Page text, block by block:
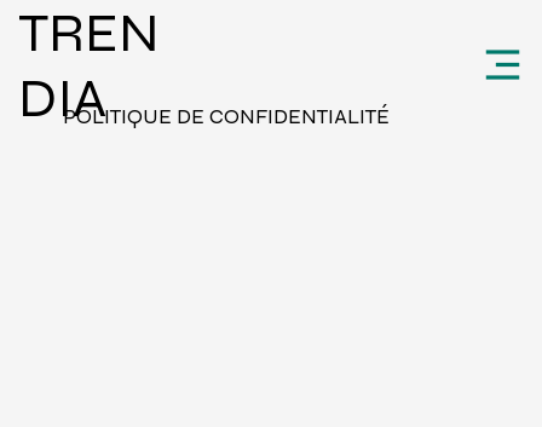
TREN
DIAPOLITIQUE DE CONFIDENTIALITÉ